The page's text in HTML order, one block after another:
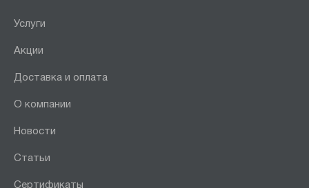
Услуги
Акции
Доставка и оплата
О компании
Новости
Статьи
Сертификаты